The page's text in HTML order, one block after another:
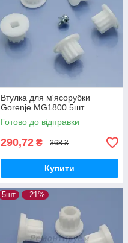
Втулка для м'ясорубки
Gorenje MG1800 5шт
Готово до відправки
290,72 ₴ 368 ₴
Купити
5шт –21%